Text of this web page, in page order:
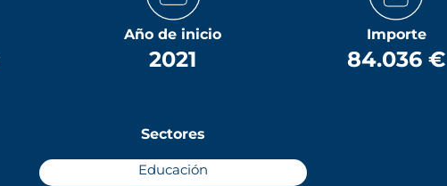
Año de inicio
2021
Importe
84.036 €
Sectores
Educación